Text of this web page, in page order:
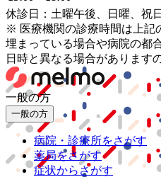
休診日：土曜午後、日曜、祝日
※ 医療機関の診療時間は上記
埋まっている場合や病院の都
日時と異なる場合があります
一般の方
一般の方
病院・診療所をさがす
薬局をさがす
症状からさがす